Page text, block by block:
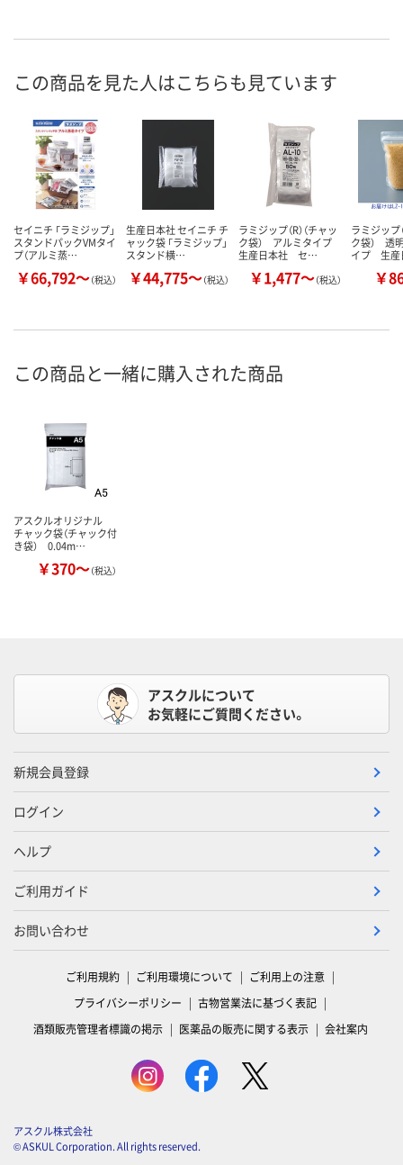
この商品を見た人はこちらも見ています
セイニチ 「ラミジップ」
スタンドパックVMタイ
プ（アルミ蒸…
￥66,792～（税込）
生産日本社 セイニチ チ
ャック袋 「ラミジップ」
スタンド横…
￥44,775～（税込）
ラミジップ（R）（チャッ
ク袋） アルミタイプ
生産日本社 セ…
￥1,477～（税込）
ラミジップ
ク袋） 透
イプ 生
￥
この商品と一緒に購入された商品
アスクルオリジナル
チャック袋（チャック付
き袋） 0.04m…
￥370～（税込）
アスクルについて
お気軽にご質問ください。
新規会員登録
ログイン
ヘルプ
ご利用ガイド
お問い合わせ
ご利用規約 ご利用環境について
ご利用上の注意
プライバシーポリシー
古物営業法に基づく表記
酒類販売管理者標識の掲示
医薬品の販売に関する表示 会社案内
アスクル株式会社
© ASKUL Corporation. All rights reserved.